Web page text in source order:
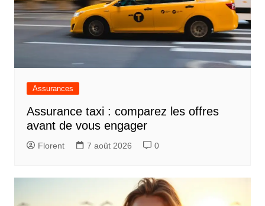
Assurances
Assurance taxi : comparez les offres
avant de vous engager
Florent 7 août 2026 0